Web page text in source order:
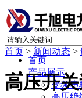
首页
产品展示
变频串
首页 > 新闻动态 >
高压开